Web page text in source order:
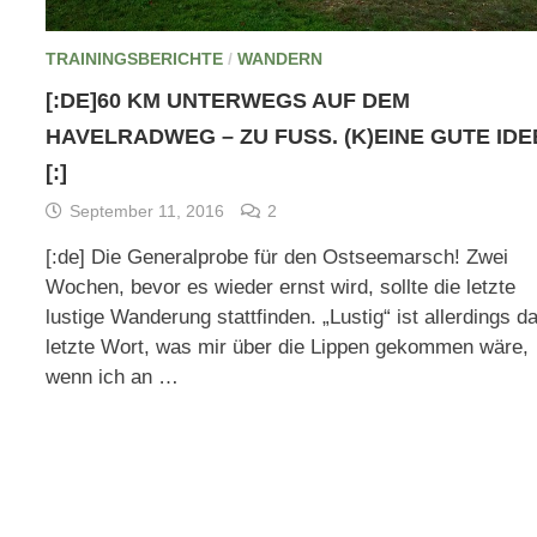
TRAININGSBERICHTE /WANDERN
[:DE]60 KM UNTERWEGS AUF DEM
HAVELRADWEG – ZU FUSS. (K)EINE GUTE
:]
September 11, 2016 2
[:de] Die Generalprobe für den Ostseemarsch! Zwei
Wochen, bevor es wieder ernst wird, sollte die letzte
lustige Wanderung stattfinden. „Lustig“ ist allerdings
letzte Wort, was mir über die Lippen gekommen wäre,
wenn ich an …